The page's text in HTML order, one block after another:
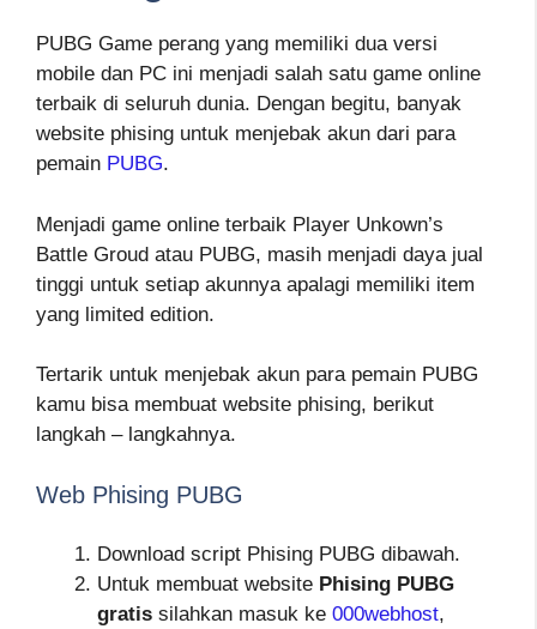
PUBG Game perang yang memiliki dua versi
mobile dan PC ini menjadi salah satu game online
terbaik di seluruh dunia. Dengan begitu, banyak
website phising untuk menjebak akun dari para
pemain PUBG.
Menjadi game online terbaik Player Unkown’s
Battle Groud atau PUBG, masih menjadi daya jual
tinggi untuk setiap akunnya apalagi memiliki item
yang limited edition.
Tertarik untuk menjebak akun para pemain PUBG
kamu bisa membuat website phising, berikut
langkah – langkahnya.
Web Phising PUBG
Download script Phising PUBG dibawah.
Untuk membuat website Phising PUBG
gratis silahkan masuk ke 000webhost,